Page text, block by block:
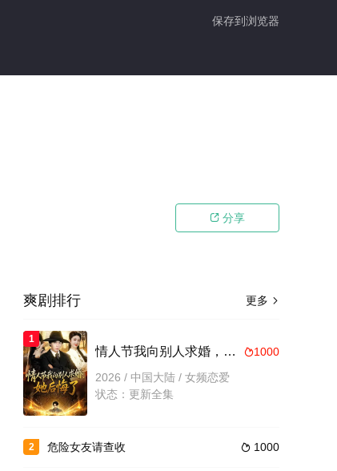
保存到浏览器
 分享
更多 
爽剧排行
1
1000
情人节我向别人求婚，她后悔了
2026 / 中国大陆 / 女频恋爱
状态：更新全集
2  1000
危险女友请查收